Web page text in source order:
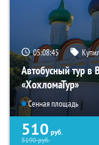
05:08:44
Автобусный тур в
«ХохломаТур»
Сенная площадь
510 руб.
5190руб.